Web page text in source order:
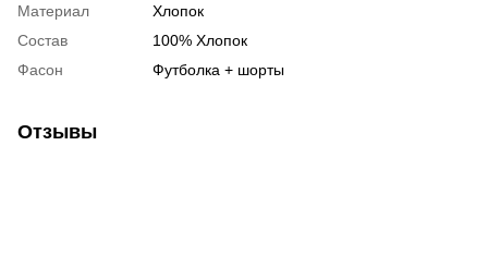
Материал
Хлопок
Состав
100% Хлопок
Фасон
Футболка + шорты
Отзывы